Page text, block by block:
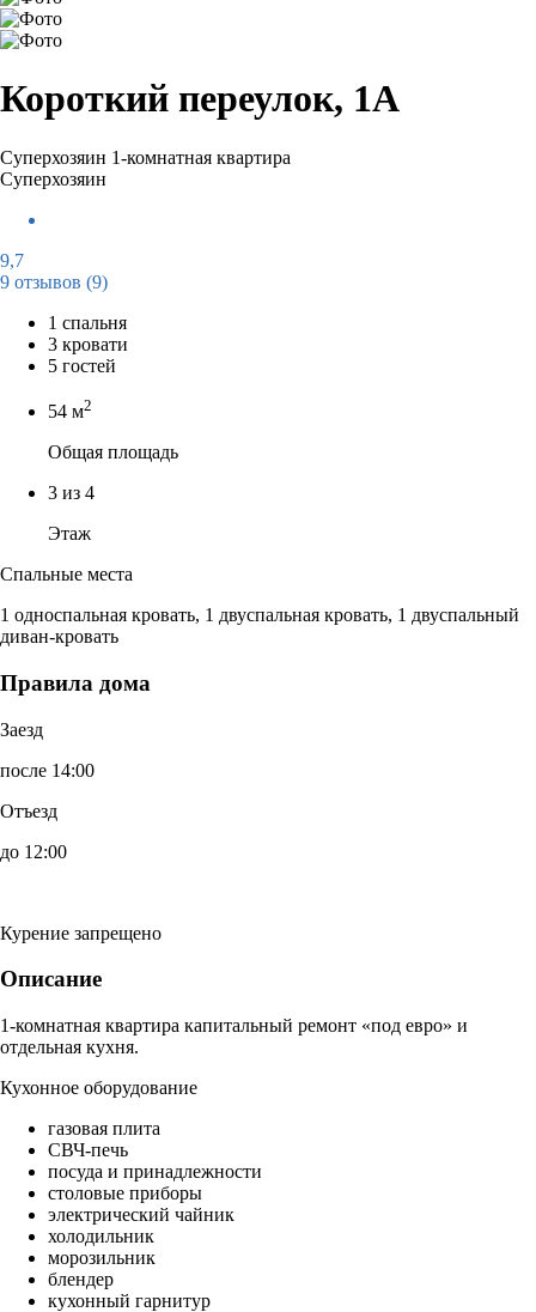
Короткий переулок, 1А
Суперхозяин 1-комнатная квартира
Суперхозяин
9,7
9 отзывов (9)
1 спальня
3 кровати
5 гостей
54 м2
Общая площадь
3 из 4
Этаж
Спальные места
1 односпальная кровать, 1 двуспальная кровать, 1 двуспальный
диван-кровать
Правила дома
Заезд
после 14:00
Отъезд
до 12:00
Курение запрещено
Описание
1-комнатная квартира капитальный ремонт «под евро» и
отдельная кухня.
Кухонное оборудование
газовая плита
СВЧ-печь
посуда и принадлежности
столовые приборы
электрический чайник
холодильник
морозильник
блендер
кухонный гарнитур